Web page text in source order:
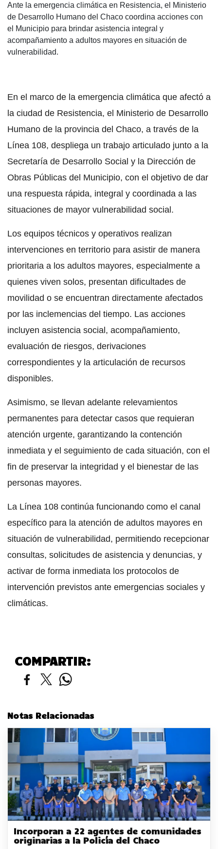
Ante la emergencia climática en Resistencia, el Ministerio
de Desarrollo Humano del Chaco coordina acciones con
el Municipio para brindar asistencia integral y
acompañamiento a adultos mayores en situación de
vulnerabilidad.
En el marco de la emergencia climática que afectó a
la ciudad de Resistencia, el Ministerio de Desarrollo
Humano de la provincia del Chaco, a través de la
Línea 108, despliega un trabajo articulado junto a la
Secretaría de Desarrollo Social y la Dirección de
Obras Públicas del Municipio, con el objetivo de dar
una respuesta rápida, integral y coordinada a las
situaciones de mayor vulnerabilidad social.
Los equipos técnicos y operativos realizan
intervenciones en territorio para asistir de manera
prioritaria a los adultos mayores, especialmente a
quienes viven solos, presentan dificultades de
movilidad o se encuentran directamente afectados
por las inclemencias del tiempo. Las acciones
incluyen asistencia social, acompañamiento,
evaluación de riesgos, derivaciones
correspondientes y la articulación de recursos
disponibles.
Asimismo, se llevan adelante relevamientos
permanentes para detectar casos que requieran
atención urgente, garantizando la contención
inmediata y el seguimiento de cada situación, con el
fin de preservar la integridad y el bienestar de las
personas mayores.
La Línea 108 continúa funcionando como el canal
específico para la atención de adultos mayores en
situación de vulnerabilidad, permitiendo recepcionar
consultas, solicitudes de asistencia y denuncias, y
activar de forma inmediata los protocolos de
intervención previstos ante emergencias sociales y
climáticas.
COMPARTIR:
Notas Relacionadas
Incorporan a 22 agentes de comunidades
originarias a la Policía del Chaco